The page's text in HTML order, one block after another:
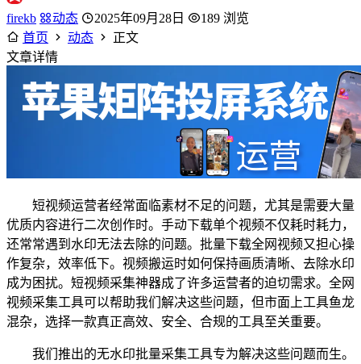
firekb 动态 2025年09月28日
189 浏览
首页
动态
正文
文章详情
短视频运营者经常面临素材不足的问题，尤其是需要大量
优质内容进行二次创作时。手动下载单个视频不仅耗时耗力，
还常常遇到水印无法去除的问题。批量下载全网视频又担心操
作复杂，效率低下。视频搬运时如何保持画质清晰、去除水印
成为困扰。短视频采集神器成了许多运营者的迫切需求。全网
视频采集工具可以帮助我们解决这些问题，但市面上工具鱼龙
混杂，选择一款真正高效、安全、合规的工具至关重要。
我们推出的无水印批量采集工具专为解决这些问题而生。